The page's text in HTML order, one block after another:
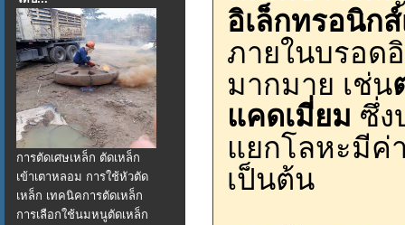
การตัดเศษเหล็ก ตัดเหล็ก
เข้าเตาหลอม การใช้หัวตัด
เหล็ก เทคนิคการตัดเหล็ก
การเลือกใช้นมหนูตัดเหล็ก
อิเล็กทรอนิกส์
ภายในบรอด
มากมาย เช่น
แคดเมี่ยม ซึ่ง
แยกโลหะมีค่
เป็นต้น